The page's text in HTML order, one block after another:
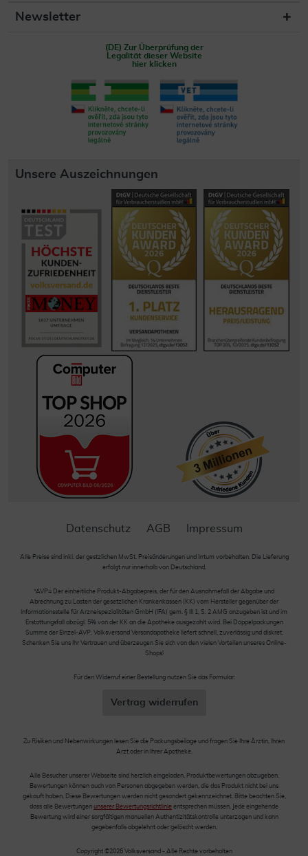
Newsletter
(DE) Zur Überprüfung der
Legalität dieser Website
hier klicken
Unsere Auszeichnungen
Datenschutz AGB Impressum
Alle Preise sind inkl. der gestzlichen MwSt. Preisänderungen und Irrtum vorbehalten. Die Lieferung
erfolgt nur innerhalb von Deutschland.
*AVP= Der einheitliche Produkt-Abgabepreis, der für den Ausnahmefall der Abgabe und
Abrechnung zu Lasten der gesetzlichen Krankenkassen (KK) vom Hersteller gegenüber der
Informationsstelle für Arzneispezialitäten GmbH (IFA) gem. § III 1, S. 2 AMG anzugeben ist und im
Erstattungsfall abzügl. 5% von der KK an die Apotheke ausgezahlt wird. Bei Doppelpackungen
Summe der Einzel-AVP. Volksversand Versandapotheke liefert schnell, zuverlässig und diskret.
Schenken Sie uns Ihr Vertrauen und überzeugen Sie sich von den vielen Vorteilen unseres Online-
Shops!
Für den Widerruf einer Bestellung nutzen Sie das Formular:
Vertrag widerrufen
Zu Risiken und Nebenwirkungen lesen Sie die Packungsbeilage und fragen Sie Ihre Ärztin, Ihren
Arzt oder in Ihrer Apotheke.
Alle Besucher unserer Webseite sind herzlich eingeladen, Produktbewertungen abzugeben.
Bewertungen können auch von Personen abgegeben werden, die das Produkt nicht bei uns
gekauft haben. Diese Bewertungen werden nicht gesondert gekennzeichnet. Bitte beachten Sie,
dass alle Bewertungen unserer Bewertungsrichtlinie entsprechen müssen. Jede eingehende
Bewertung wird einer sorgfältigen manuellen Authentizitätskontrolle unterzogen und kann
gegebenfalls abgelehnt oder gelöscht werden.
Copyright ©2026 Volksversand - Alle Rechte vorbehalten